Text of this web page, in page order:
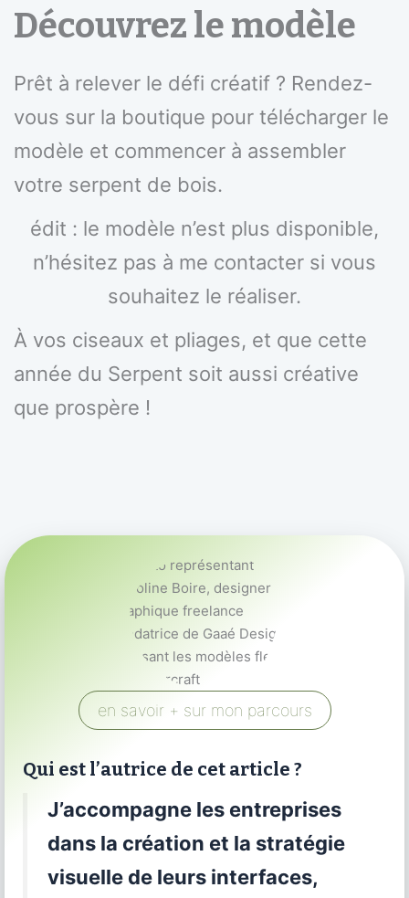
Découvrez le modèle
Prêt à relever le défi créatif ? Rendez-
vous sur la boutique pour télécharger le
modèle et commencer à assembler
votre serpent de bois.
édit : le modèle n’est plus disponible,
n’hésitez pas à me contacter si vous
souhaitez le réaliser.
À vos ciseaux et pliages, et que cette
année du Serpent soit aussi créative
que prospère !
en savoir + sur mon parcours
Qui est l’autrice de cet article ?
J’accompagne les entreprises
dans la création et la stratégie
visuelle de leurs interfaces,